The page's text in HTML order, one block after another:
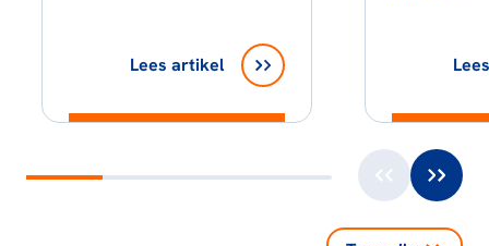
Lees artikel